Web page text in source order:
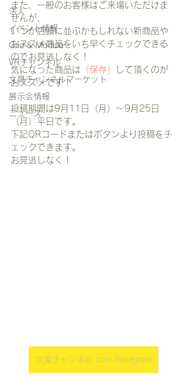
法人
イベント情報
Grid & Module
VRチャンネル
文具チャンネルマーケット
展示会情報
ニュース
また、一般のお客様はご来場いただけま
せんが、
いつか店頭に並ぶかもしれない新商品や
おススメ商品をいち早くチェックできる
のでお見逃しなく！
気になった商品は 「保存」
して頂くのが
おススメです！
投稿期間は9月11日（月）～9月25日
（月）平日です。
下記QRコードまたはボタンより投稿をチ
ェックできます。
お見逃しなく！
文具チャンネル.com Instagram